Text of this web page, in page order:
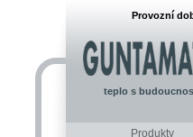
Provozní
teplo s
Produkty